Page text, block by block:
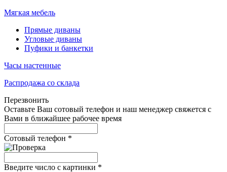
Мягкая мебель
Прямые диваны
Угловые диваны
Пуфики и банкетки
Часы настенные
Распродажа со склада
Перезвонить
Оставьте Ваш сотовый телефон и наш менеджер свяжется с
Вами в ближайшее рабочее время
Сотовый телефон *
Введите число с картинки *